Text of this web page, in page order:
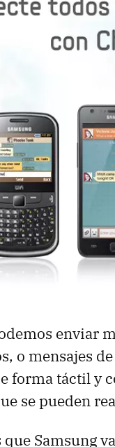
enviar
o mensajes
forma táctil y
se pueden
que Samsung